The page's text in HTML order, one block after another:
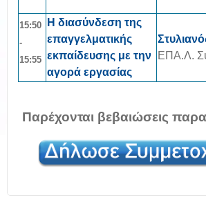
15:50
-
15:55
Η διασύνδεση της
επαγγελματικής
εκπαίδευσης με την
αγορά εργασίας
ΕΠΑ.Λ.
Παρέχονται βεβαιώσεις